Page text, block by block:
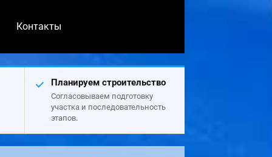
Контакты
Планируем строительство
Согласовываем подготовку
участка и последовательность
этапов.